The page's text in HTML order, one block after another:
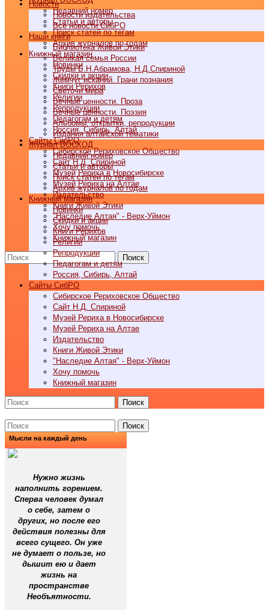
Недавний номер
Статьи и авторы
Поиск статей по тегам
Архив журналов по годам
Книжный магазин
Новинки
Скидки и акции
Книги Рерихов
Религии
Репродукции
Педагогам и детям
Россия, Сибирь, Алтай
Cайты СибРО
Сибирское Рериховское Общество
Сайт Н.Д. Спириной
Музей Рериха в Новосибирске
Музей Рериха на Алтае
Издательство
Книги Живой Этики
"Наследие Алтая" - Верх-Уймон
Хочу помочь
Книжный магазин
Поиск
Новости
Новости издательства
Все новости СибРО
Наши книги
Библиотека Живой Этики
Великая семья России
Труды Б.Н.Абрамова, Н.Д.Спириной
Жемчуг исканий. Грани познания
Светочи мира
Вечные ценности. Проза
Вечные ценности. Поэзия
Альбомы, открытки, репродукции
Издания алтайской тематики
Журнал ВОСХОД
Недавний номер
Статьи и авторы
Поиск статей по тегам
Архив журналов по годам
Книжный магазин
Новинки
Скидки и акции
Книги Рерихов
Религии
Репродукции
Педагогам и детям
Россия, Сибирь, Алтай
Cайты СибРО
Сибирское Рериховское Общество
Сайт Н.Д. Спириной
Музей Рериха в Новосибирске
Музей Рериха на Алтае
Издательство
Книги Живой Этики
"Наследие Алтая" - Верх-Уймон
Хочу помочь
Книжный магазин
Поиск
Поиск
Мысли на каждый день
Нужно жизнь
наполнить горением.
Сперва человек думал
о себе, затем о
других, но после его
действия полезны для
всего сущего. Он уже
не думает о пользе, но
дышит ею и дает
жизнь на
пространстве
Необъятности.